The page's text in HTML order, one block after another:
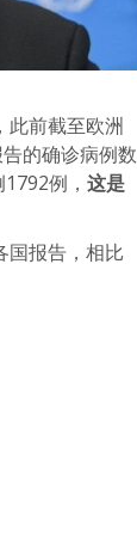
此前截至欧洲
的确诊病例数
例， 这是
国报告，相比